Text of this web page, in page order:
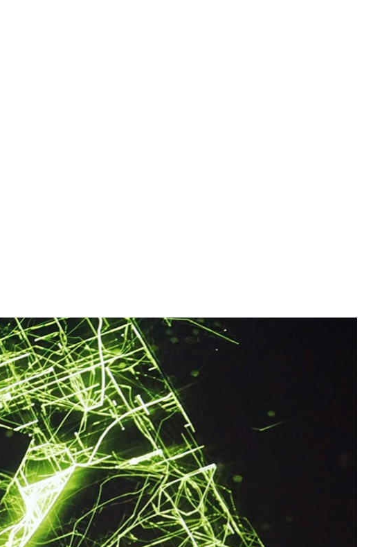
All NVIDIA News